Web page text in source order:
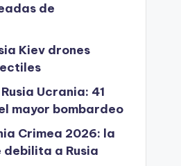
de
Kiev drones
Ucrania: 41
mayor bombardeo
Crimea 2026: la
a Rusia